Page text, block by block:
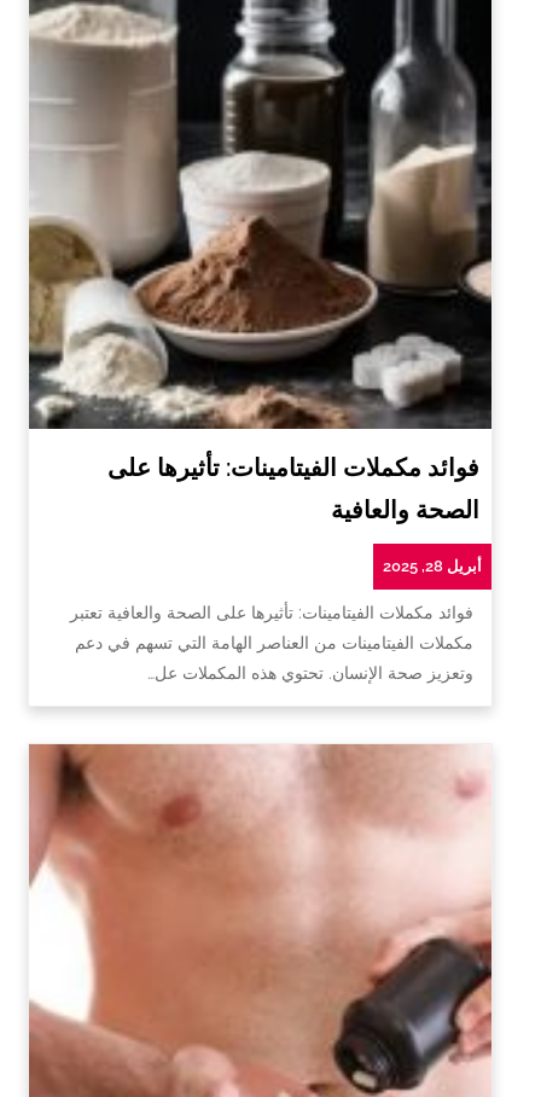
فوائد مكملات الفيتامينات: تأثيرها على
الصحة والعافية
أبريل 28, 2025
فوائد مكملات الفيتامينات: تأثيرها على الصحة والعافية تعتبر
مكملات الفيتامينات من العناصر الهامة التي تسهم في دعم
وتعزيز صحة الإنسان. تحتوي هذه المكملات عل…